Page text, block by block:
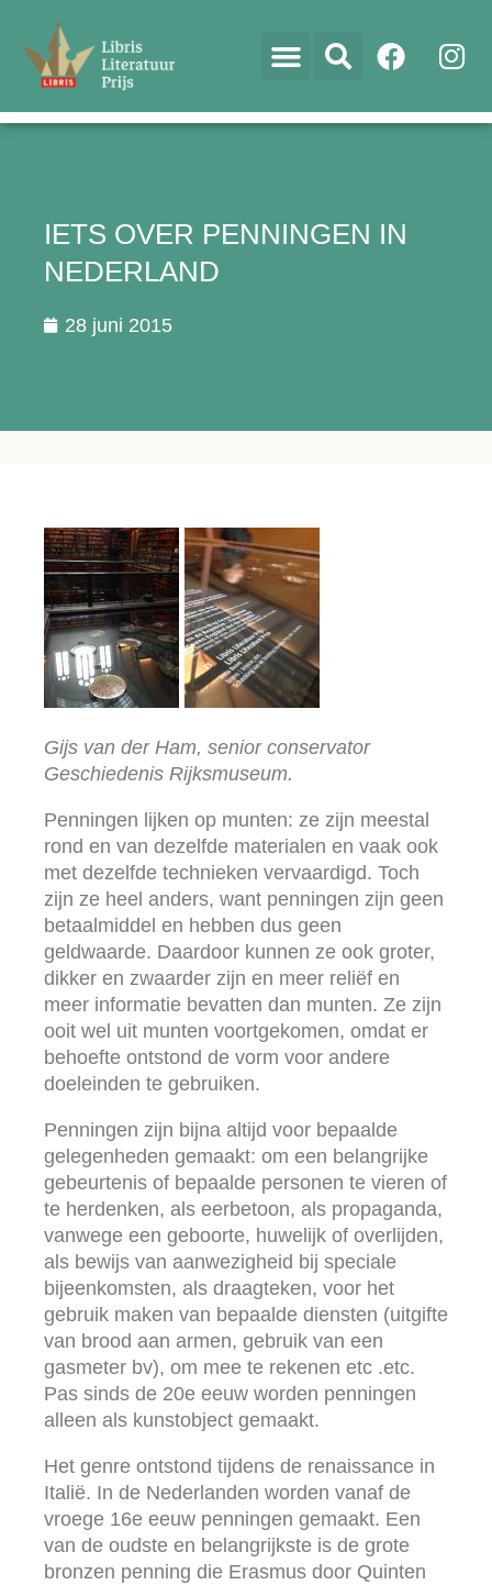
IETS OVER PENNINGEN IN
NEDERLAND
28 juni 2015
Gijs van der Ham, senior conservator
Geschiedenis Rijksmuseum.
Penningen lijken op munten: ze zijn meestal
rond en van dezelfde materialen en vaak ook
met dezelfde technieken vervaardigd. Toch
zijn ze heel anders, want penningen zijn geen
betaalmiddel en hebben dus geen
geldwaarde. Daardoor kunnen ze ook groter,
dikker en zwaarder zijn en meer reliëf en
meer informatie bevatten dan munten. Ze zijn
ooit wel uit munten voortgekomen, omdat er
behoefte ontstond de vorm voor andere
doeleinden te gebruiken.
Penningen zijn bijna altijd voor bepaalde
gelegenheden gemaakt: om een belangrijke
gebeurtenis of bepaalde personen te vieren of
te herdenken, als eerbetoon, als propaganda,
vanwege een geboorte, huwelijk of overlijden,
als bewijs van aanwezigheid bij speciale
bijeenkomsten, als draagteken, voor het
gebruik maken van bepaalde diensten (uitgifte
van brood aan armen, gebruik van een
gasmeter bv), om mee te rekenen etc .etc.
Pas sinds de 20e eeuw worden penningen
alleen als kunstobject gemaakt.
Het genre ontstond tijdens de renaissance in
Italië. In de Nederlanden worden vanaf de
vroege 16e eeuw penningen gemaakt. Een
van de oudste en belangrijkste is de grote
bronzen penning die Erasmus door Quinten